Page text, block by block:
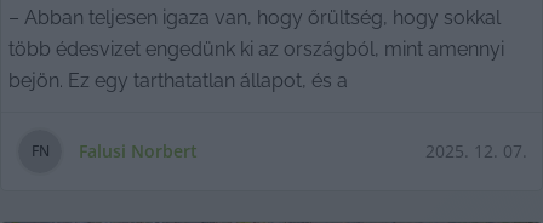
– Abban teljesen igaza van, hogy őrültség, hogy sokkal
több édesvizet engedünk ki az országból, mint amennyi
bejön. Ez egy tarthatatlan állapot, és a
FN Falusi Norbert 2025. 12. 07.